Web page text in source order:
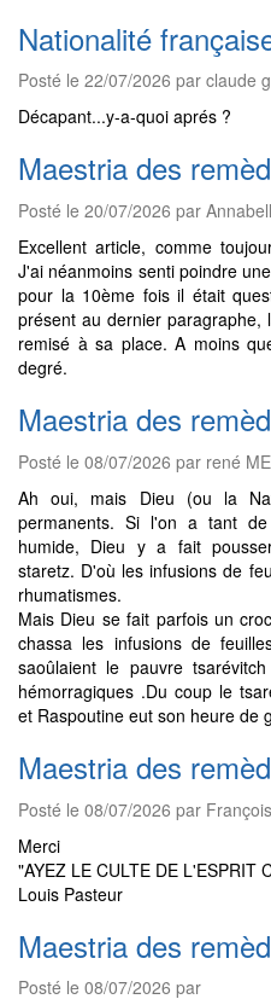
Nationalité
Posté le 22/07/2026 par claude
Décapant...y-a-quoi aprés ?
Maestria des
Posté le 20/07/2026 par
Excellent article, comme
J'ai néanmoins senti poindre
pour la 10ème fois il était
présent au dernier
remisé à sa place. A moins
degré.
Maestria des
Posté le 08/07/2026 par rené
Ah oui, mais Dieu (ou la
permanents. Si l'on a tant
humide, Dieu y a fait
staretz. D'où les infusions de
rhumatismes.
Mais Dieu se fait parfois un
chassa les infusions de
saoûlaient le pauvre
hémorragiques .Du coup le
et Raspoutine eut son heure de
Maestria des
Posté le 08/07/2026 par
Merci
"AYEZ LE CULTE DE L'ESPRIT
Louis Pasteur
Maestria des
Posté le 08/07/2026 par